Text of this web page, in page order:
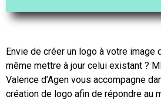
Envie de créer un logo à votre image
même mettre à jour celui existant ?
Valence d’Agen vous accompagne
création de logo afin de répondre au